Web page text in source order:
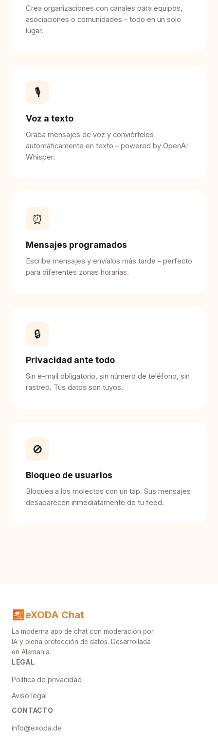
Crea organizaciones con canales para equipos,
asociaciones o comunidades – todo en un solo
lugar.
🎙️
Voz a texto
Graba mensajes de voz y conviértelos
automáticamente en texto – powered by OpenAI
Whisper.
⏰
Mensajes programados
Escribe mensajes y envíalos más tarde – perfecto
para diferentes zonas horarias.
🔒
Privacidad ante todo
Sin e-mail obligatorio, sin número de teléfono, sin
rastreo. Tus datos son tuyos.
🚫
Bloqueo de usuarios
Bloquea a los molestos con un tap. Sus mensajes
desaparecen inmediatamente de tu feed.
eXODA Chat
La moderna app de chat con moderación por
IA y plena protección de datos. Desarrollada
en Alemania.
LEGAL
Política de privacidad
Aviso legal
CONTACTO
info@exoda.de